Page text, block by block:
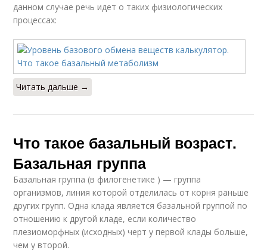
данном случае речь идет о таких физиологических
процессах:
Читать дальше →
Что такое базальный возраст.
Базальная группа
Базальная группа (в филогенетике ) — группа
организмов, линия которой отделилась от корня раньше
других групп. Одна клада является базальной группой по
отношению к другой кладе, если количество
плезиоморфных (исходных) черт у первой клады больше,
чем у второй.